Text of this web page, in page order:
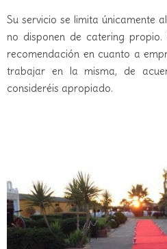
Su servicio se limita únicamente
no disponen de catering
recomendación en cuanto a
trabajar en la misma, de
consideréis apropiado.